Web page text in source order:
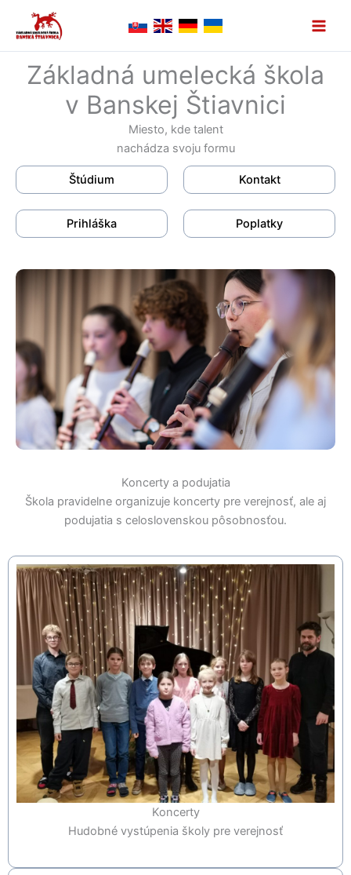
Základná umelecká škola
v Banskej Štiavnici
Miesto, kde talent
nachádza svoju formu
Štúdium Kontakt
Prihláška Poplatky
Koncerty a podujatia
Škola pravidelne organizuje koncerty pre verejnosť, ale aj
podujatia s celoslovenskou pôsobnosťou.
Koncerty
Hudobné vystúpenia školy pre verejnosť